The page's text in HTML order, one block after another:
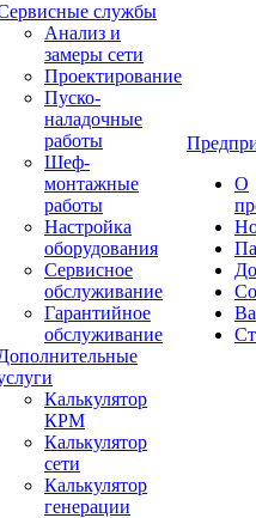
службы
Анализ и
замеры сети
Проектирование
Пуско-
наладочные
работы
Шеф-
монтажные
работы
Настройка
оборудования
Сервисное
обслуживание
Гарантийное
обслуживание
Калькулятор
КРМ
Калькулятор
сети
Калькулятор
генерации
О